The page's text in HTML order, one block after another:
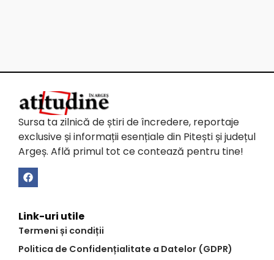
Sursa ta zilnică de știri de încredere, reportaje
exclusive și informații esențiale din Pitești și județul
Argeș. Află primul tot ce contează pentru tine!
Link-uri utile
Termeni și condiții
Politica de Confidențialitate a Datelor (GDPR)